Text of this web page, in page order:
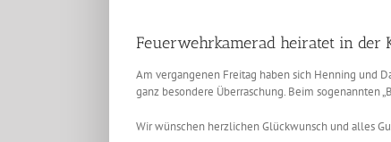
Feuerwehrkamerad heiratet in der
Am vergangenen Freitag haben sich Henning und
ganz besondere Überraschung. Beim sogenannten
Wir wünschen herzlichen Glückwunsch und alles